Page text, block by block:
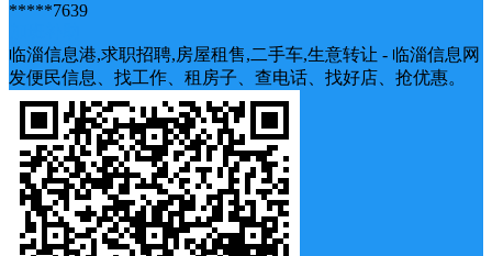
*****7639
临淄信息港,求职招聘,房屋租售,二手车,生意转让 - 临淄信息网
发便民信息、找工作、租房子、查电话、找好店、抢优惠。